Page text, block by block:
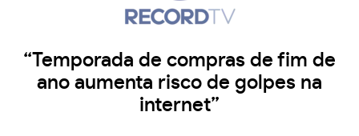
“Temporada de compras de fim de
ano aumenta risco de golpes na
internet”